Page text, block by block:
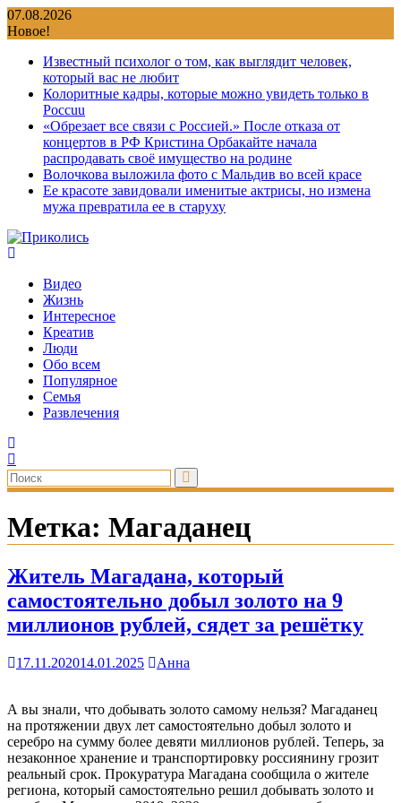
Перейти
к
07.08.2026
Новое!
Известный психолог о том, как выглядит человек,
который вас не любит
Колоритные кадры, которые можно увидеть только в
Россuu
«Обрезает все связи с Россией.» После отказа от
концертов в РФ Кристина Орбакайте начала
распродавать своё имущество на родине
Волочкова выложила фото с Мальдив во всей красе
Ее красоте завидовали именитые актрисы, но измена
мужа превратила ее в старуху
Видео
Жизнь
Интересное
Креатив
Люди
Обо всем
Популярное
Семья
Развлечения
Метка: Магаданец
Житель Магадана, который
самостоятельно добыл золото на 9
миллионов рублей, сядет за решётку
17.11.202014.01.2025 Анна
А вы знали, что добывать золото самому нельзя? Магаданец
на протяжении двух лет самостоятельно добыл золото и
серебро на сумму более девяти миллионов рублей. Теперь, за
незаконное хранение и транспортировку россиянину грозит
реальный срок. Прокуратура Магадана сообщила о жителе
региона, который самостоятельно решил добывать золото и